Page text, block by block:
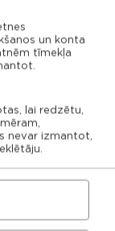
civil
un konta
tīmekļa
lai redzētu,
nevar izmantot,